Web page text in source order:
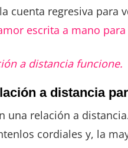
regresiva para
escrita a mano para
a distancia funcione.
a distancia
relación a
cordiales y, la